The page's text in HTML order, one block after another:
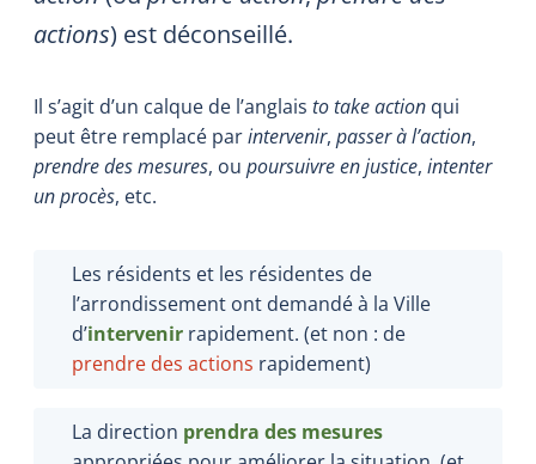
actions) est déconseillé.
Il s’agit d’un calque de l’anglais to take action qui
peut être remplacé parintervenir, passer à l’action,
prendre des mesures, ou poursuivre en justice, intenter
un procès, etc.
Les résidents et les résidentes de
l’arrondissement ont demandé à la Ville
d’intervenir rapidement. (et non : de
prendre des actions rapidement)
La direction prendra des mesures